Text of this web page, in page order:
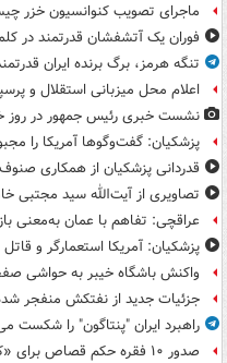
ماجرای تصویب کنوانسیون خزر
فوران یک آتشفشان قدرتمند در
تنگه هرمز، برگ برنده ایران
اعلام محل میزبانی استقلال و
نشست خبری رئیس جمهور در روز
پزشکیان: گفت‌وگوها آمریکا را
قدردانی پزشکیان از همکاری
تصاویری از آیت‌الله سید مجتبی
عراقچی: تفاهم با عمان به‌معنی
پزشکیان: آمریکا استعمارگر و
واکنش باشگاه خیبر به حواشی
جزئیات جدید از نفتکش منفجر
راهبرد ایران "پنتاگون" را شکست
صدور ۱۰ فقره حکم قصاص برای «کلثوم اکبری»